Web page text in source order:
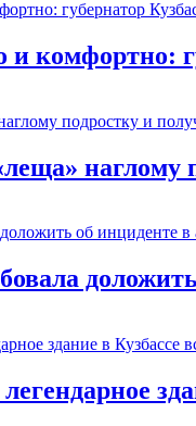
и комфортно:
наглому